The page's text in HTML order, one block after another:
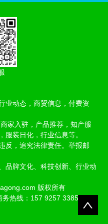
业动态，商贸信息，付费资
家入驻，产品推荐，知产服
服装日化，行业信息等。
反，追究法律责任。举报邮
品牌文化、科技创新、行业动
版权所有
务热线：157 9257 3385